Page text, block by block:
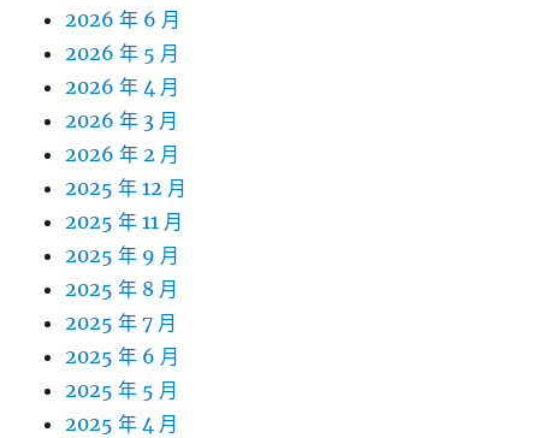
2026 年 6 月
2026 年 5 月
2026 年 4 月
2026 年 3 月
2026 年 2 月
2025 年 12 月
2025 年 11 月
2025 年 9 月
2025 年 8 月
2025 年 7 月
2025 年 6 月
2025 年 5 月
2025 年 4 月